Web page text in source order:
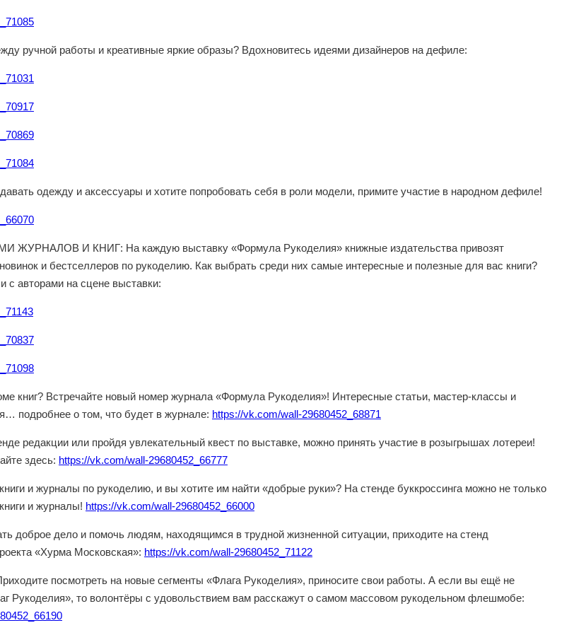
ручной работы и креативные яркие образы? Вдохновитесь идеями дизайнеров на дефиле:
одежду и аксессуары и хотите попробовать себя в роли модели, примите участие в народном дефиле!
И КНИГ: На каждую выставку «Формула Рукоделия» книжные издательства привозят
и бестселлеров по рукоделию. Как выбрать среди них самые интересные и полезные для вас книги?
с авторами на сцене выставки:
книг? Встречайте новый номер журнала «Формула Рукоделия»! Интересные статьи, мастер-классы и
подробнее о том, что будет в журнале: https://vk.com/wall-29680452_68871
редакции или пройдя увлекательный квест по выставке, можно принять участие в розыгрышах лотереи!
здесь: https://vk.com/wall-29680452_66777
и журналы по рукоделию, и вы хотите им найти «добрые руки»? На стенде буккроссинга можно не только
и журналы! https://vk.com/wall-29680452_66000
доброе дело и помочь людям, находящимся в трудной жизненной ситуации, приходите на стенд
«Хурма Московская»: https://vk.com/wall-29680452_71122
посмотреть на новые сегменты «Флага Рукоделия», приносите свои работы. А если вы ещё не
Рукоделия», то волонтёры с удовольствием вам расскажут о самом массовом рукодельном флешмобе: